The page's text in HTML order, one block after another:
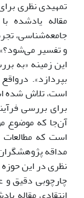
تمهیدى نظرى
مقاله یادشده
جامعه‌شناسى،
و تفسیر مى‌شود؟»
این زمینه «به
بپردازد».
است، تلاش شده
براى بررسى
آن‌جا که موضوع
است که
مداقه
نظرى در این
چارچوبى دقیق و